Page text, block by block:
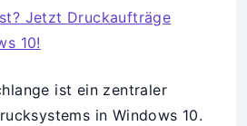
ist ein zentraler
in Windows 10.